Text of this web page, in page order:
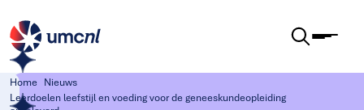
Home Nieuws
Leerdoelen leefstijl en voeding voor de geneeskundeopleiding